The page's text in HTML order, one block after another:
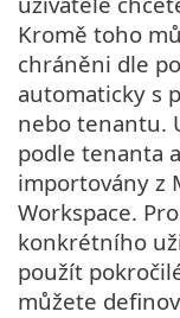
Kromě toho
chráněni dle
automaticky s
nebo tenantu.
podle tenanta
importovány z
Workspace.
konkrétního
použít
můžete